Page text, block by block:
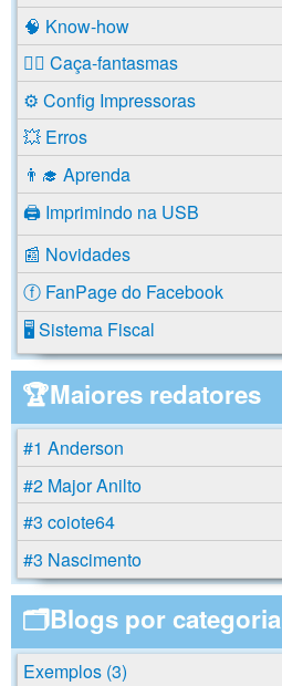
🧠 Know-how
🕵️‍♂️ Caça-fantasmas
⚙️ Config Impressoras
💥 Erros
👨‍🎓 Aprenda
🖨️ Imprimindo na USB
📰 Novidades
ⓕ FanPage do Facebook
🖥️ Sistema Fiscal
🏆Maiores redatores
#1 Anderson
#2 Major Anilto
#3 coiote64
#3 Nascimento
🗂️Blogs por categoria
Exemplos (3)